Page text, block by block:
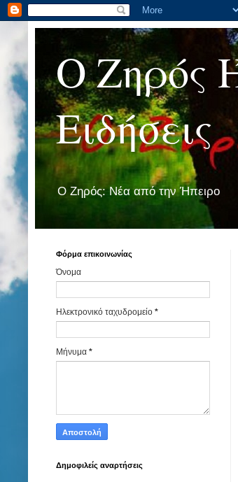
Ο Ζηρός
Ειδήσεις
Ο Ζηρός: Νέα από την Ήπειρο
Φόρμα επικοινωνίας
Όνομα
Ηλεκτρονικό ταχυδρομείο *
Μήνυμα *
Δημοφιλείς αναρτήσεις